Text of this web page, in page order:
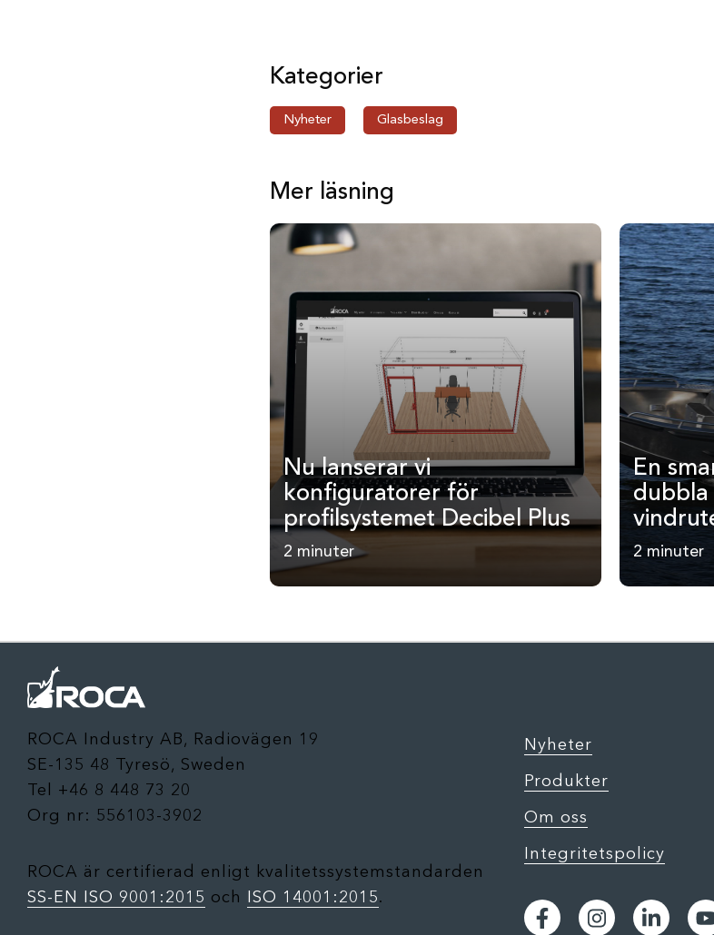
Kategorier
Nyheter Glasbeslag
Mer läsning
Nu lanserar vi
konfiguratorer för
profilsystemet Decibel Plus
2 minuter
En
dubbla
2 minuter
ROCA Industry AB, Radiovägen 19
SE-135 48 Tyresö, Sweden
Tel +46 8 448 73 20
Org nr: 556103-3902
ROCA är certifierad enligt kvalitetssystemstandarden
SS-EN ISO 9001:2015 och ISO 14001:2015.
Nyheter
Produkter
Om oss
Integritetspolicy